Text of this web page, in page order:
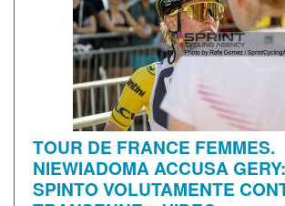
TOUR DE FRANCE FEMMES.
NIEWIADOMA ACCUSA
SPINTO VOLUTAMENTE